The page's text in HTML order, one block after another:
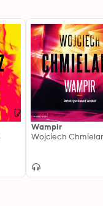
Wampir
Wojciech